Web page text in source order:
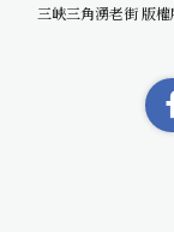
三峽三角湧老街 版